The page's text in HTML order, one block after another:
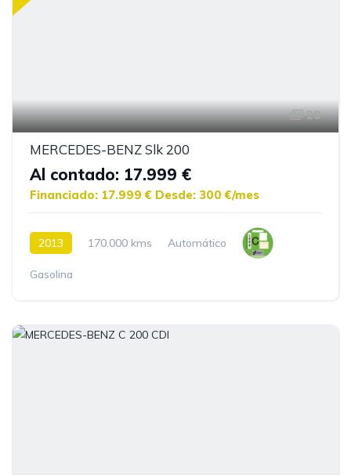
20
MERCEDES-BENZ Slk 200
Al contado: 17.999 €
Financiado: 17.999 € Desde: 300 €/mes
2013 170.000 kms Automático
Gasolina